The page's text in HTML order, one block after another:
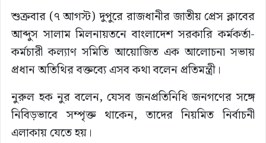
শুক্রবার (৭ আগস্ট) দুপুরে রাজধানীর জাতীয় প্রেস ক্লাবের
আব্দুস সালাম মিলনায়তনে বাংলাদেশ সরকারি কর্মকর্তা-
কর্মচারী কল্যাণ সমিতি আয়োজিত এক আলোচনা সভায়
প্রধান অতিথির বক্তব্যে এসব কথা বলেন প্রতিমন্ত্রী।
নুরুল হক নুর বলেন, যেসব জনপ্রতিনিধি জনগণের সঙ্গে
নিবিড়ভাবে সম্পৃক্ত থাকেন, তাদের নিয়মিত নির্বাচনী
এলাকায় যেতে হয়।